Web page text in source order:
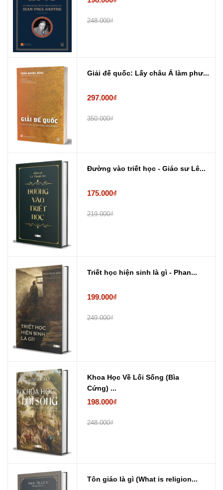
248.000₫
Giải đế quốc: Lấy châu Á làm phư...
297.000₫
350.000₫
Đường vào triết học - Giáo sư Lê...
175.000₫
219.000₫
Triết học hiện sinh là gì - Phan...
199.000₫
249.000₫
Khoa Học Về Lối Sống (Bìa
Cứng) ...
198.000₫
248.000₫
Tôn giáo là gì (What is religion...